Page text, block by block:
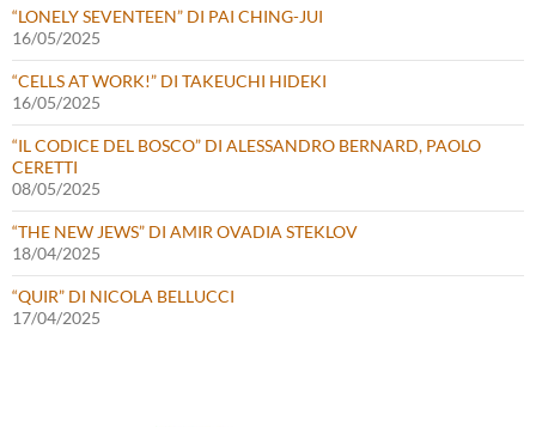
“LONELY SEVENTEEN” DI PAI CHING-JUI
16/05/2025
“CELLS AT WORK!” DI TAKEUCHI HIDEKI
16/05/2025
“IL CODICE DEL BOSCO” DI ALESSANDRO BERNARD, PAOLO
CERETTI
08/05/2025
“THE NEW JEWS” DI AMIR OVADIA STEKLOV
18/04/2025
“QUIR” DI NICOLA BELLUCCI
17/04/2025